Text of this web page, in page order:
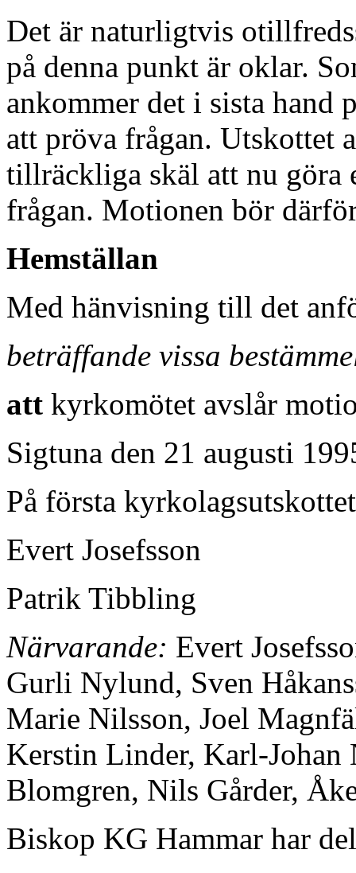
Det är naturligtvis
på denna punkt är oklar.
ankommer det i sista hand
att pröva frågan. Utskottet
tillräckliga skäl att nu göra
frågan. Motionen bör
Hemställan
Med hänvisning till det
beträffande vissa
att kyrkomötet avslår
Sigtuna den 21 augusti
På första
Evert Josefsson
Patrik Tibbling
Närvarande: Evert
Gurli Nylund, Sven
Marie Nilsson, Joel
Kerstin Linder, Karl-Johan
Blomgren, Nils Gårder,
Biskop KG Hammar har